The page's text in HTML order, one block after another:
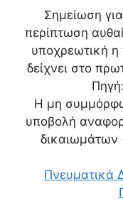
Σημείωση
περίπτωση
υποχρεωτική
δείχνει στο
Η μη
υποβολή
δικαιωμάτων
Πνευματικά